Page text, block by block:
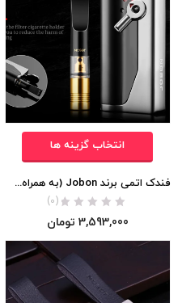
انتخاب گزینه ها
فندک اتمی برند Jobon (به همراه چوب سیگار) اورجینال
(0)
3,593,000 تومان